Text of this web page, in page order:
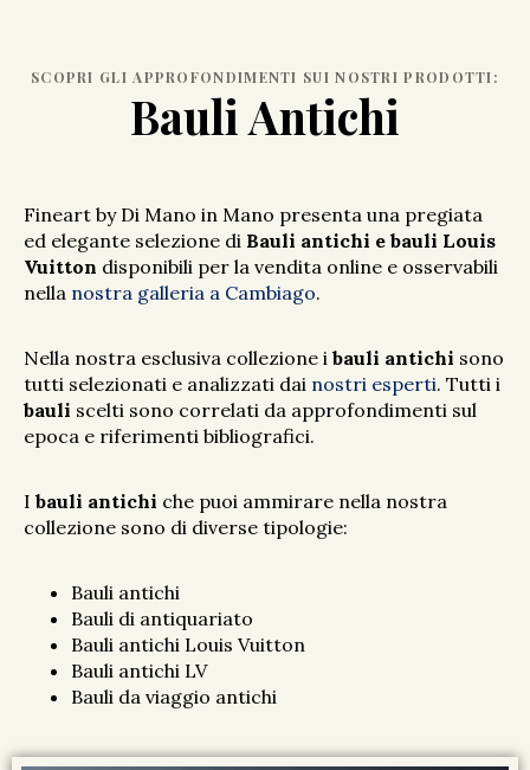
SCOPRI GLI APPROFONDIMENTI SUI NOSTRI PRODOTTI:
Bauli Antichi
Fineart by Di Mano in Mano presenta una pregiata
ed elegante selezione di Bauli antichi e bauli Louis
Vuitton disponibili per la vendita online e osservabili
nella nostra galleria a Cambiago.
Nella nostra esclusiva collezione i bauli antichi sono
tutti selezionati e analizzati dai nostri esperti. Tutti i
bauli scelti sono correlati da approfondimenti sul
epoca e riferimenti bibliografici.
I bauli antichi che puoi ammirare nella nostra
collezione sono di diverse tipologie:
Bauli antichi
Bauli di antiquariato
Bauli antichi Louis Vuitton
Bauli antichi LV
Bauli da viaggio antichi